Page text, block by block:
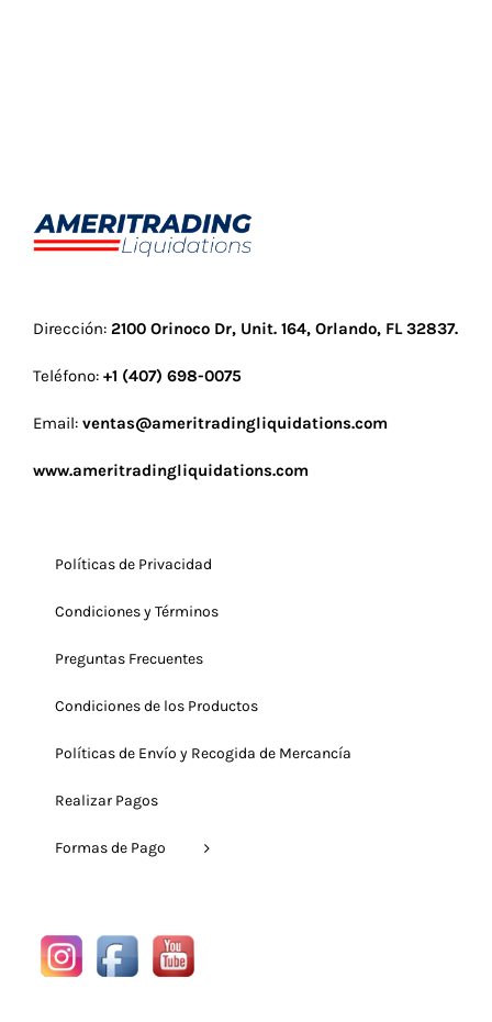
Dirección: 2100 Orinoco Dr, Unit. 164, Orlando, FL 32837.
Teléfono: +1 (407) 698-0075
Email: ventas@ameritradingliquidations.com
www.ameritradingliquidations.com
Políticas de Privacidad
Condiciones y Términos
Preguntas Frecuentes
Condiciones de los Productos
Políticas de Envío y Recogida de Mercancía
Realizar Pagos
Formas de Pago